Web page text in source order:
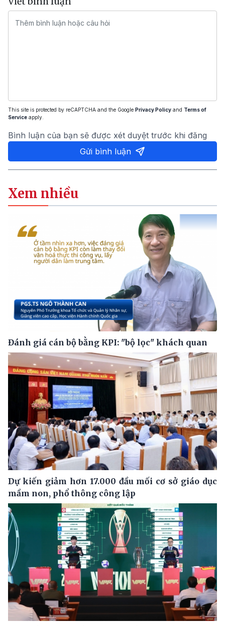
This site is protected by reCAPTCHA and the Google Privacy Policy and Terms of
Service apply.
Bình luận của bạn sẽ được xét duyệt trước khi đăng
Gửi bình luận
Xem nhiều
Đánh giá cán bộ bằng KPI: "bộ lọc" khách quan
Dự kiến giảm hơn 17.000 đầu mối cơ sở giáo dục
mầm non, phổ thông công lập